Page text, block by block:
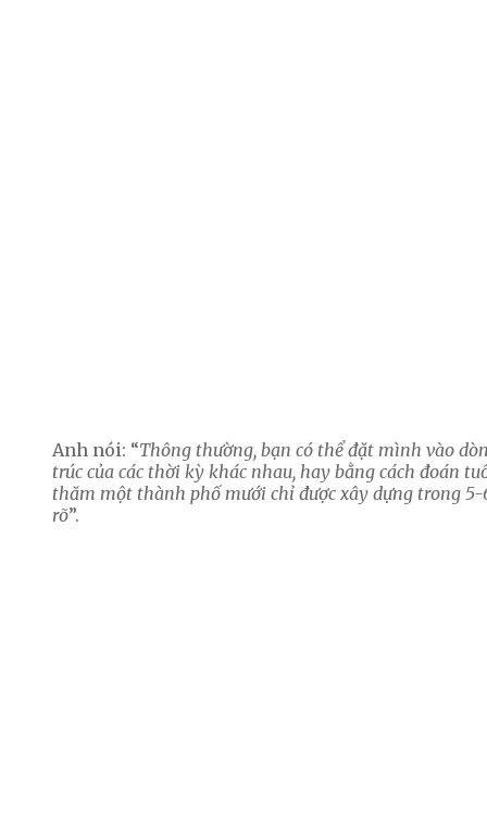
Anh nói: “Thông thường, bạn có thể đặt mình vào
trúc của các thời kỳ khác nhau, hay bằng cách đoán
thăm một thành phố mưới chỉ được xây dựng trong
rõ”.